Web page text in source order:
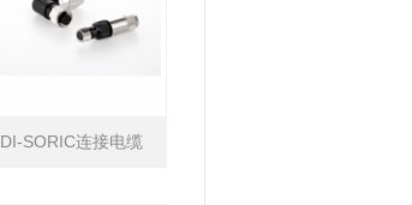
DI-SORIC连接电缆